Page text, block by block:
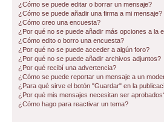
¿Cómo se puede editar o borrar un mensaje?
¿Cómo se puede añadir una firma a mi mensaje?
¿Cómo creo una encuesta?
¿Por qué no se puede añadir más opciones a la
¿Cómo edito o borro una encuesta?
¿Por qué no se puede acceder a algún foro?
¿Por qué no se puede añadir archivos adjuntos?
¿Por qué recibí una advertencia?
¿Cómo se puede reportar un mensaje a un
¿Para qué sirve el botón "Guardar" en la
¿Por qué mis mensajes necesitan ser
¿Cómo hago para reactivar un tema?